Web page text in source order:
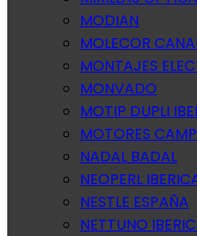
MODIAN
MOLECOR
MONTAJES
MONVADO
MOTIP DUPLI
MOTORES
NADAL BADAL
NEOPERL
NESTLE ESPAÑA
NETTUNO